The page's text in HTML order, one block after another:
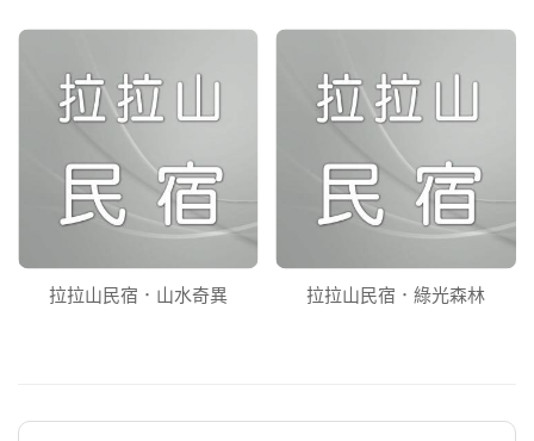
拉拉山民宿．山水奇異 拉拉山民宿．綠光森林